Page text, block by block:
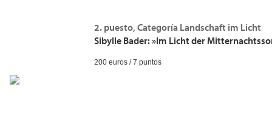
2. puesto, Categoría Landschaft im Licht
Sibylle Bader: »Im Licht der
200 euros / 7 puntos